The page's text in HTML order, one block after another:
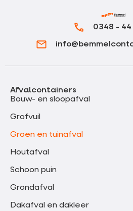
0348 - 44
Afvalcontainers
Bouw- en sloopafval
Grofvuil
Groen en tuinafval
Houtafval
Schoon puin
Grondafval
Dakafval en dakleer